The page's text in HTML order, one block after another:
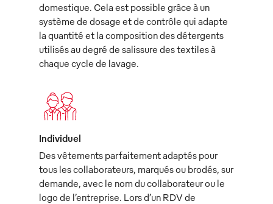
domestique. Cela est possible grâce à un
système de dosage et de contrôle qui adapte
la quantité et la composition des détergents
utilisés au degré de salissure des textiles à
chaque cycle de lavage.
Individuel
Des vêtements parfaitement adaptés pour
tous les collaborateurs, marqués ou brodés, sur
demande, avec le nom du collaborateur ou le
logo de l’entreprise. Lors d’un RDV de